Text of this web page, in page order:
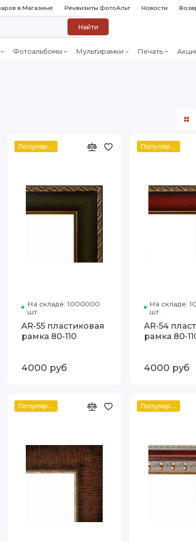
в Магазине Реквизиты ФотоАльт Новости
Найти
Фотоальбомы Мультирамки Печать
J1-12 80-110
Популярное
На складе: 1000000
шт.
Код товара: 1090-05 80-110
AR-55 пластиковая
рамка 80-110
4000 руб
Популярное
На складе:
шт.
AR-54
рамка 80-
4000 руб
Популярное Популярное